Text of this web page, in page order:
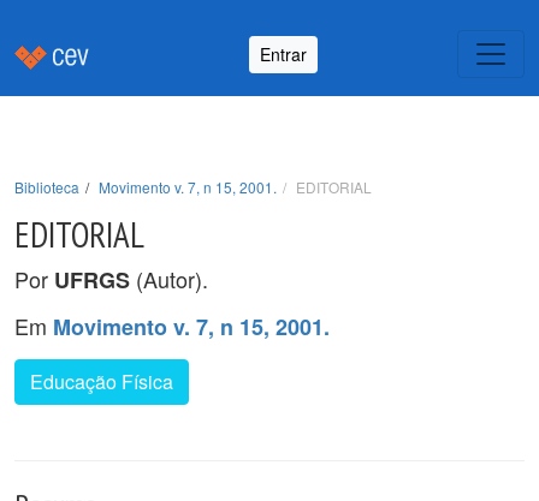
Entrar
Biblioteca Movimento v. 7, n 15, 2001. EDITORIAL
EDITORIAL
Por UFRGS (Autor).
Em Movimento v. 7, n 15, 2001.
Educação Física